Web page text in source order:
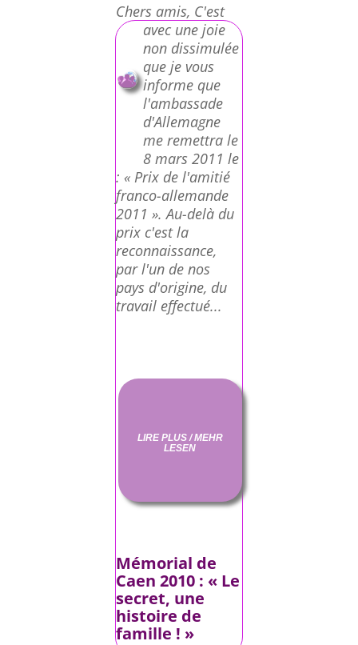
Chers amis, C'est
avec une joie
non dissimulée
que je vous
informe que
l'ambassade
d'Allemagne
me remettra le
8 mars 2011 le
: « Prix de l'amitié
franco-allemande
2011 ». Au-delà du
prix c'est la
reconnaissance,
par l'un de nos
pays d'origine, du
travail effectué...
LIRE PLUS / MEHR
LESEN
Mémorial de
Caen 2010 : « Le
secret, une
histoire de
famille ! »